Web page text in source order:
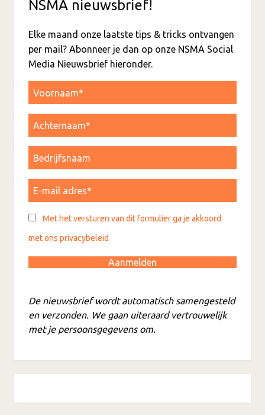
NSMA nieuwsbrief!
Elke maand onze laatste tips & tricks ontvangen
per mail? Abonneer je dan op onze NSMA Social
Media Nieuwsbrief hieronder.
Met het versturen van dit formulier ga je akkoord
met ons privacybeleid
De nieuwsbrief wordt automatisch samengesteld
en verzonden. We gaan uiteraard vertrouwelijk
met je persoonsgegevens om.